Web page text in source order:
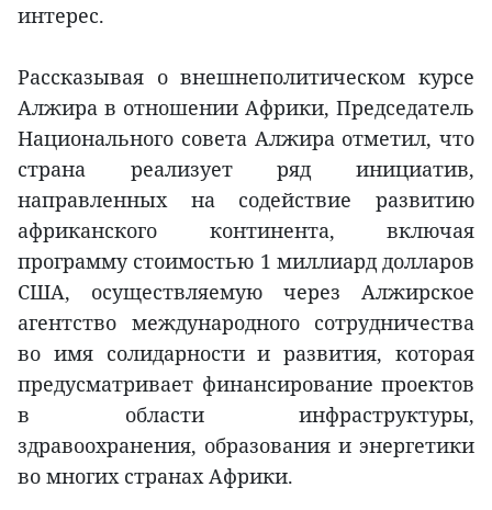
интерес.
Рассказывая о внешнеполитическом курсе
Алжира в отношении Африки, Председатель
Национального совета Алжира отметил, что
страна реализует ряд инициатив,
направленных на содействие развитию
африканского континента, включая
программу стоимостью 1 миллиард долларов
США, осуществляемую через Алжирское
агентство международного сотрудничества
во имя солидарности и развития, которая
предусматривает финансирование проектов
в области инфраструктуры,
здравоохранения, образования и энергетики
во многих странах Африки.